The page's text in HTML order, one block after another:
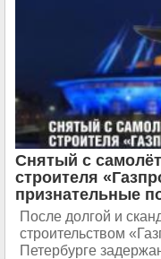
Снятый с
строителя
признательные
После долгой и
строительством
Петербурге